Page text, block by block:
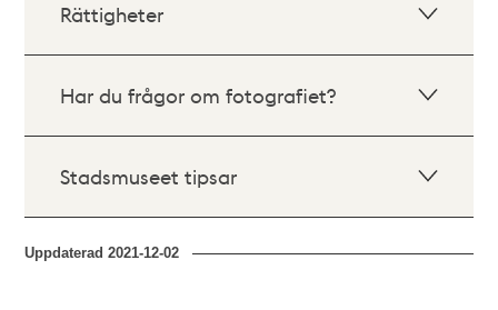
Rättigheter
Har du frågor om fotografiet?
Stadsmuseet tipsar
Uppdaterad2021-12-02